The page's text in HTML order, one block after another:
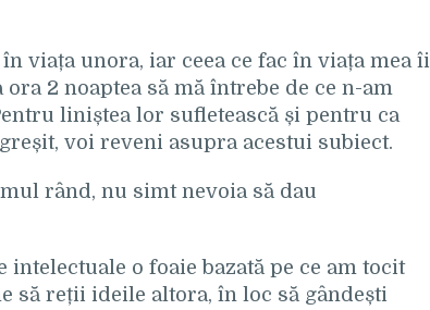
viața unora, iar ceea ce fac în viața mea îi
2 noaptea să mă întrebe de ce n-am
liniștea lor sufletească și pentru ca
voi reveni asupra acestui subiect.
rând, nu simt nevoia să dau
o foaie bazată pe ce am tocit
să reții ideile altora, în loc să gândești